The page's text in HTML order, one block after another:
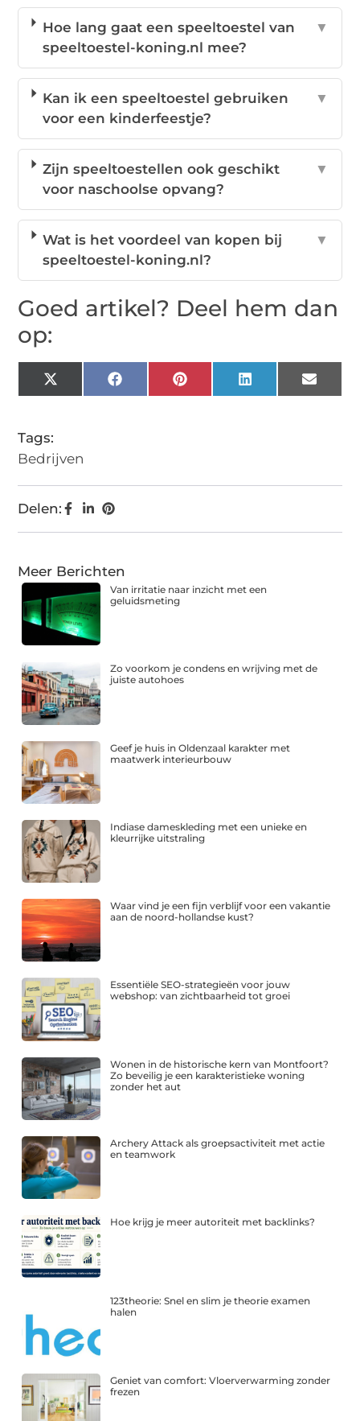
Hoe lang gaat een speeltoestel van
speeltoestel-koning.nl mee?
▼
Kan ik een speeltoestel gebruiken
voor een kinderfeestje?
▼
Zijn speeltoestellen ook geschikt
voor naschoolse opvang?
▼
Wat is het voordeel van kopen bij
speeltoestel-koning.nl?
▼
Goed artikel? Deel hem dan
op:
X
(Twitter)
FacebookPinterestLinkedIn Email
Tags:
Bedrijven
Delen:
Meer Berichten
Van irritatie naar inzicht met een
geluidsmeting
Zo voorkom je condens en wrijving met de
juiste autohoes
Geef je huis in Oldenzaal karakter met
maatwerk interieurbouw
Indiase dameskleding met een unieke en
kleurrijke uitstraling
Waar vind je een fijn verblijf voor een vakantie
aan de noord-hollandse kust?
Essentiële SEO-strategieën voor jouw
webshop: van zichtbaarheid tot groei
Wonen in de historische kern van Montfoort?
Zo beveilig je een karakteristieke woning
zonder het aut
Archery Attack als groepsactiviteit met actie
en teamwork
Hoe krijg je meer autoriteit met backlinks?
123theorie: Snel en slim je theorie examen
halen
Geniet van comfort: Vloerverwarming zonder
frezen